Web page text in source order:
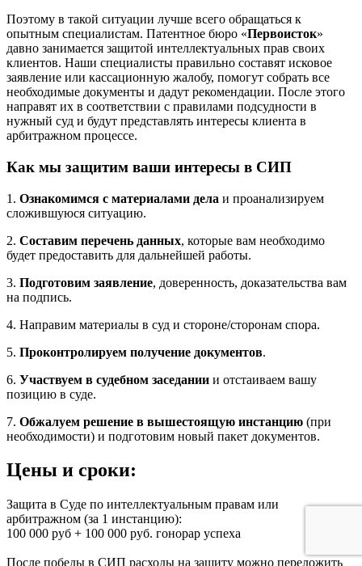
Поэтому в такой ситуации лучше всего обращаться к
опытным специалистам. Патентное бюро «Первоисток»
давно занимается защитой интеллектуальных прав своих
клиентов. Наши специалисты правильно составят исковое
заявление или кассационную жалобу, помогут собрать все
необходимые документы и дадут рекомендации. После этого
направят их в соответствии с правилами подсудности в
нужный суд и будут представлять интересы клиента в
арбитражном процессе.
Как мы защитим ваши интересы в СИП
1. Ознакомимся с материалами дела и проанализируем
сложившуюся ситуацию.
2. Составим перечень данных, которые вам необходимо
будет предоставить для дальнейшей работы.
3. Подготовим заявление, доверенность, доказательства вам
на подпись.
4. Направим материалы в суд и стороне/сторонам спора.
5. Проконтролируем получение документов.
6. Участвуем в судебном заседании и отстаиваем вашу
позицию в суде.
7. Обжалуем решение в вышестоящую инстанцию (при
необходимости) и подготовим новый пакет документов.
Цены и сроки:
Защита в Суде по интеллектуальным правам или
арбитражном (за 1 инстанцию):
100 000 руб + 100 000 руб. гонорар успеха
После победы в СИП расходы на защиту можно переложить